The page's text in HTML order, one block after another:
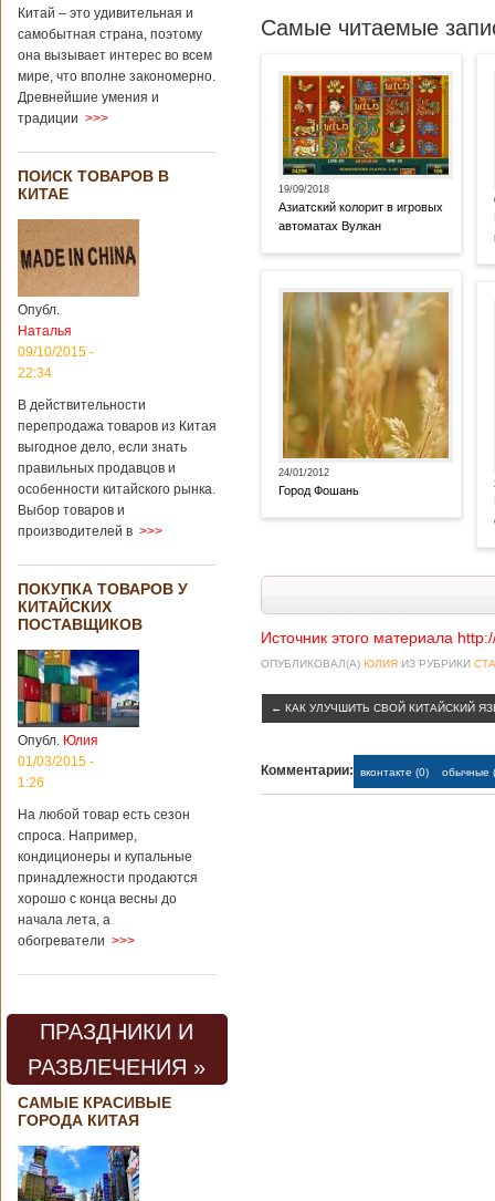
Китай – это удивительная и
самобытная страна, поэтому
она вызывает интерес во всем
мире, что вполне закономерно.
Древнейшие умения и
традиции >>>
ПОИСК ТОВАРОВ В
КИТАЕ
Опубл.
Наталья
09/10/2015 -
22:34
В действительности
перепродажа товаров из Китая
выгодное дело, если знать
правильных продавцов и
особенности китайского рынка.
Выбор товаров и
производителей в >>>
ПОКУПКА ТОВАРОВ У
КИТАЙСКИХ
ПОСТАВЩИКОВ
Опубл. Юлия
01/03/2015 -
1:26
На любой товар есть сезон
спроса. Например,
кондиционеры и купальные
принадлежности продаются
хорошо с конца весны до
начала лета, а
обогреватели >>>
ПРАЗДНИКИ И
РАЗВЛЕЧЕНИЯ »
САМЫЕ КРАСИВЫЕ
ГОРОДА КИТАЯ
Самые читаемые
19/09/2018
Азиатский колорит в игровых
автоматах Вулкан
24/01/2012
Город Фошань
Источник этого материала
ОПУБЛИКОВАЛ(А) ЮЛИЯ ИЗ РУБРИКИ
← КАК УЛУЧШИТЬ СВОЙ КИТАЙСКИЙ
Комментарии: вконтакте (0) обычные